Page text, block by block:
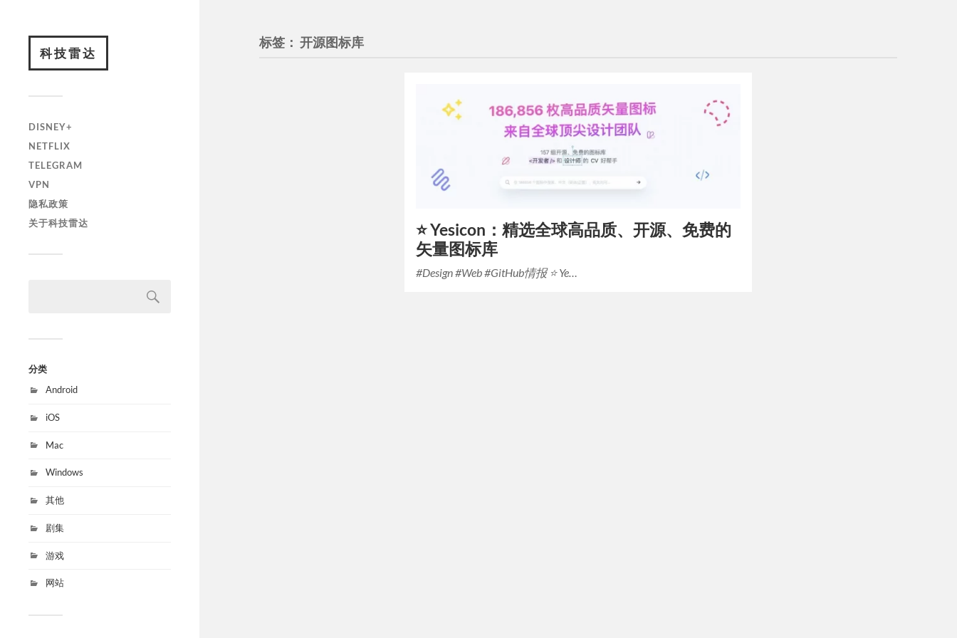
科技雷达
DISNEY+
NETFLIX
TELEGRAM
VPN
隐私政策
关于科技雷达
分类
Android
iOS
Mac
Windows
其他
剧集
游戏
网站
标签：开源图标库
⭐️ Yesicon：精选全球高品质、开源、免费的
矢量图标库
#Design #Web #GitHub情报 ⭐️ Ye…